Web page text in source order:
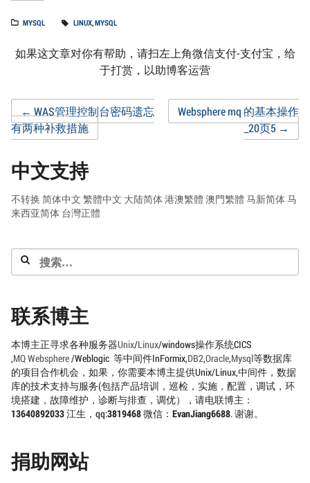
MYSQL LINUX,MYSQL
如果这文章对你有帮助，请扫左上角微信支付-支付宝，给
于打赏，以助博客运营
Post
navigation
← WAS管理控制台密码遗忘
有两种补救措施
Websphere mq 的基本操作
_20页5→
中文支持
不转换 简体中文 繁體中文 大陆简体港澳繁體 澳門繁體 马新简体马
来西亚简体 台灣正體
搜
索：
联系博主
本博主正寻求各种服务器Unix/Linux/windows操作系统CICS
,MQWebsphere/Weblogic 等中间件InFormix,DB2,Oracle,Mysql等数据库
的项目合作机会，如果，你需要本博主提供Unix/Linux,中间件，数据
库的技术支持与服务(包括产品培训，巡检，实施，配置，调试，环
境搭建，故障维护，诊断与排查，调优），请电联博主：
13640892033江生，qq:3819468微信： EvanJiang6688. 谢谢。
捐助网站